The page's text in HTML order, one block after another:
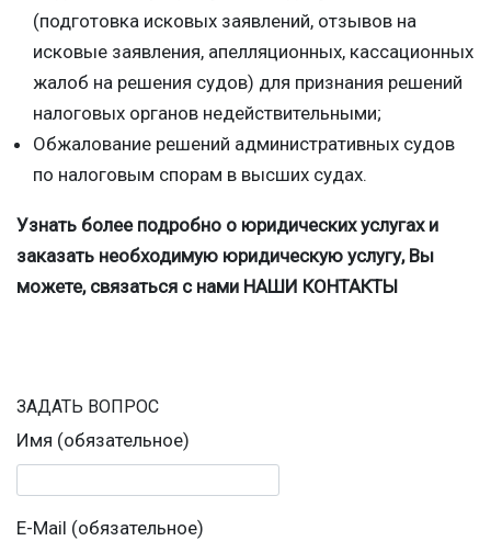
(подготовка исковых заявлений, отзывов на
исковые заявления, апелляционных, кассационных
жалоб на решения судов) для признания решений
налоговых органов недействительными;
Обжалование решений административных судов
по налоговым спорам в высших судах.
Узнать более подробно о юридических услугах и
заказать необходимую юридическую услугу, Вы
можете, связаться с нами НАШИ КОНТАКТЫ
ЗАДАТЬ ВОПРОС
Имя (обязательное)
E-Mail (обязательное)